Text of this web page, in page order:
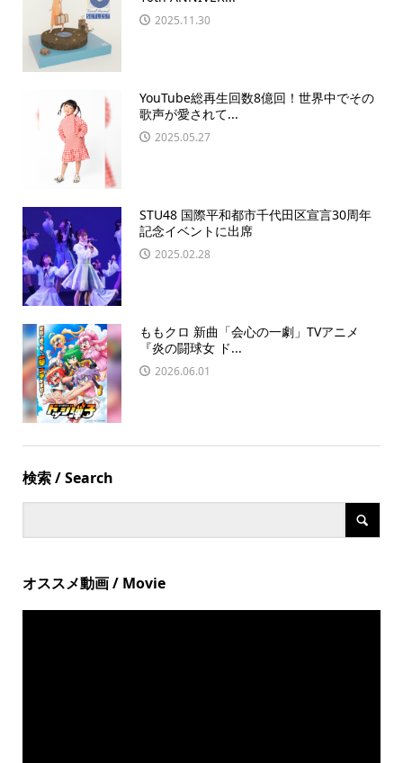
2025.11.30
YouTube総再生回数8億回！世界中でその
歌声が愛されて...
2025.05.27
STU48 国際平和都市千代田区宣言30周年
記念イベントに出席
2025.02.28
ももクロ 新曲「会心の一劇」TVアニメ
『炎の闘球女 ド...
2026.06.01
検索 / Search
オススメ動画 / Movie